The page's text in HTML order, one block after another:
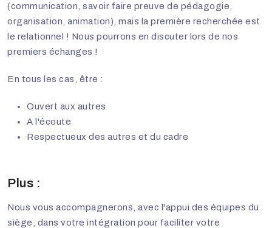
(communication, savoir faire preuve de pédagogie,
organisation, animation), mais la première recherchée est
le relationnel ! Nous pourrons en discuter lors de nos
premiers échanges !
En tous les cas, être :
Ouvert aux autres
A l'écoute
Respectueux des autres et du cadre
Plus :
Nous vous accompagnerons, avec l'appui des équipes du
siège, dans votre intégration pour faciliter votre